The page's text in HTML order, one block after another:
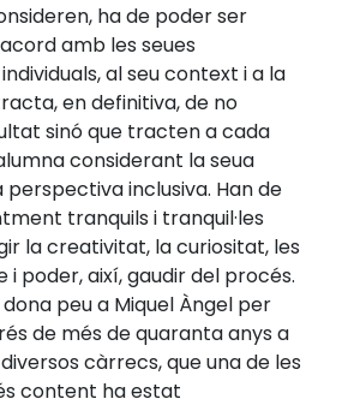
ha de poder ser
amb les seues
al seu context i a la
en definitiva, de no
sinó que tracten a cada
considerant la seua
inclusiva. Han de
tranquils i tranquil·les
la creativitat, la curiositat, les
i poder, així, gaudir del procés.
peu a Miquel Àngel per
de més de quaranta anys a
càrrecs, que una de les
content ha estat